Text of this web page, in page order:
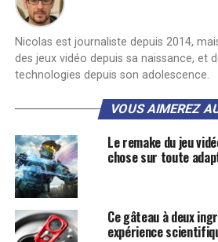
Nicolas est journaliste depuis 2014,
des jeux vidéo depuis sa naissance, et
technologies depuis son adolescence.
VOUS AIMEREZ
Le remake du jeu
chose sur toute
Ce gâteau à deux
expérience